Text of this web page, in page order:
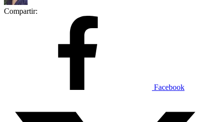
Compartir:
Facebook